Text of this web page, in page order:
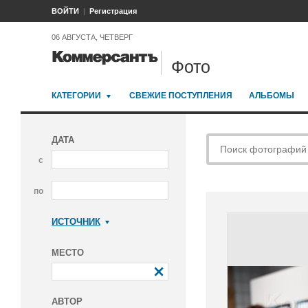
ВОЙТИ Регистрация
06 АВГУСТА, ЧЕТВЕРГ
Фото
КАТЕГОРИИ СВЕЖИЕ ПОСТУПЛЕНИЯ АЛЬБОМЫ
ДАТА
с
по
ИСТОЧНИК
МЕСТО
АВТОР